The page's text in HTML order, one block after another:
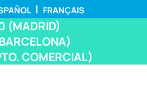
FRANÇAIS
(MADRID)
COMERCIAL)